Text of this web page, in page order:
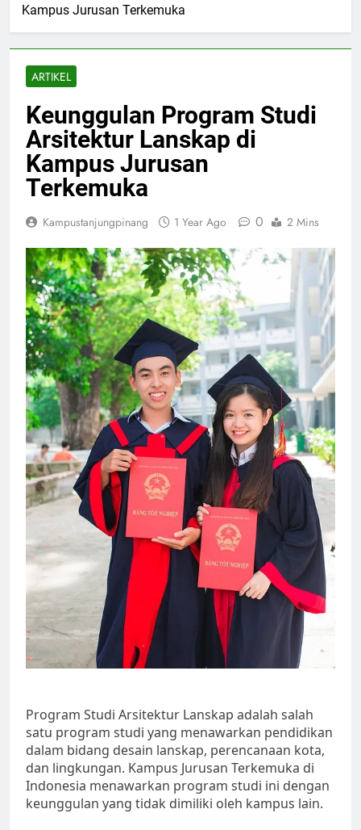
Kampus Jurusan Terkemuka
ARTIKEL
Keunggulan Program Studi
Arsitektur Lanskap di
Kampus Jurusan
Terkemuka
Kampustanjungpinang 1 Year Ago 0 2 Mins
Program Studi Arsitektur Lanskap adalah salah
satu program studi yang menawarkan pendidikan
dalam bidang desain lanskap, perencanaan kota,
dan lingkungan. Kampus Jurusan Terkemuka di
Indonesia menawarkan program studi ini dengan
keunggulan yang tidak dimiliki oleh kampus lain.